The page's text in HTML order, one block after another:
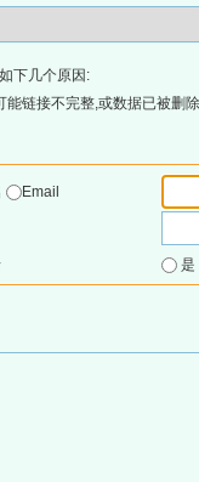
下几个原因:
能链接不完整,或数据已被删
Email